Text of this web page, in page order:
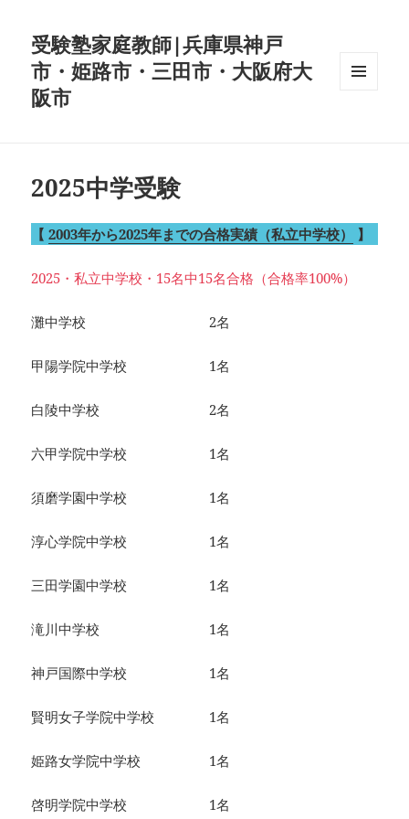
受験塾家庭教師|兵庫県神戸
市・姫路市・三田市・大阪府大
阪市
2025中学受験
【2003年から2025年までの合格実績（私立中学校） 】
2025・私立中学校・15名中15名合格（合格率100%）
灘中学校 2名
甲陽学院中学校 1名
白陵中学校 2名
六甲学院中学校 1名
須磨学園中学校 1名
淳心学院中学校 1名
三田学園中学校 1名
滝川中学校 1名
神戸国際中学校 1名
賢明女子学院中学校 1名
姫路女学院中学校 1名
啓明学院中学校 1名